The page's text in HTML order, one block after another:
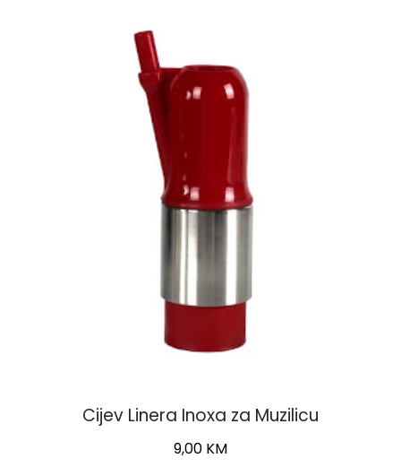
Cijev Linera Inoxa za Muzilicu
9,00 KM